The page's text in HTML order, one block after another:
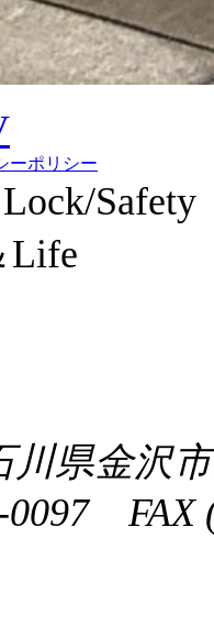
ーポリシー
川県金沢
0097 FAX